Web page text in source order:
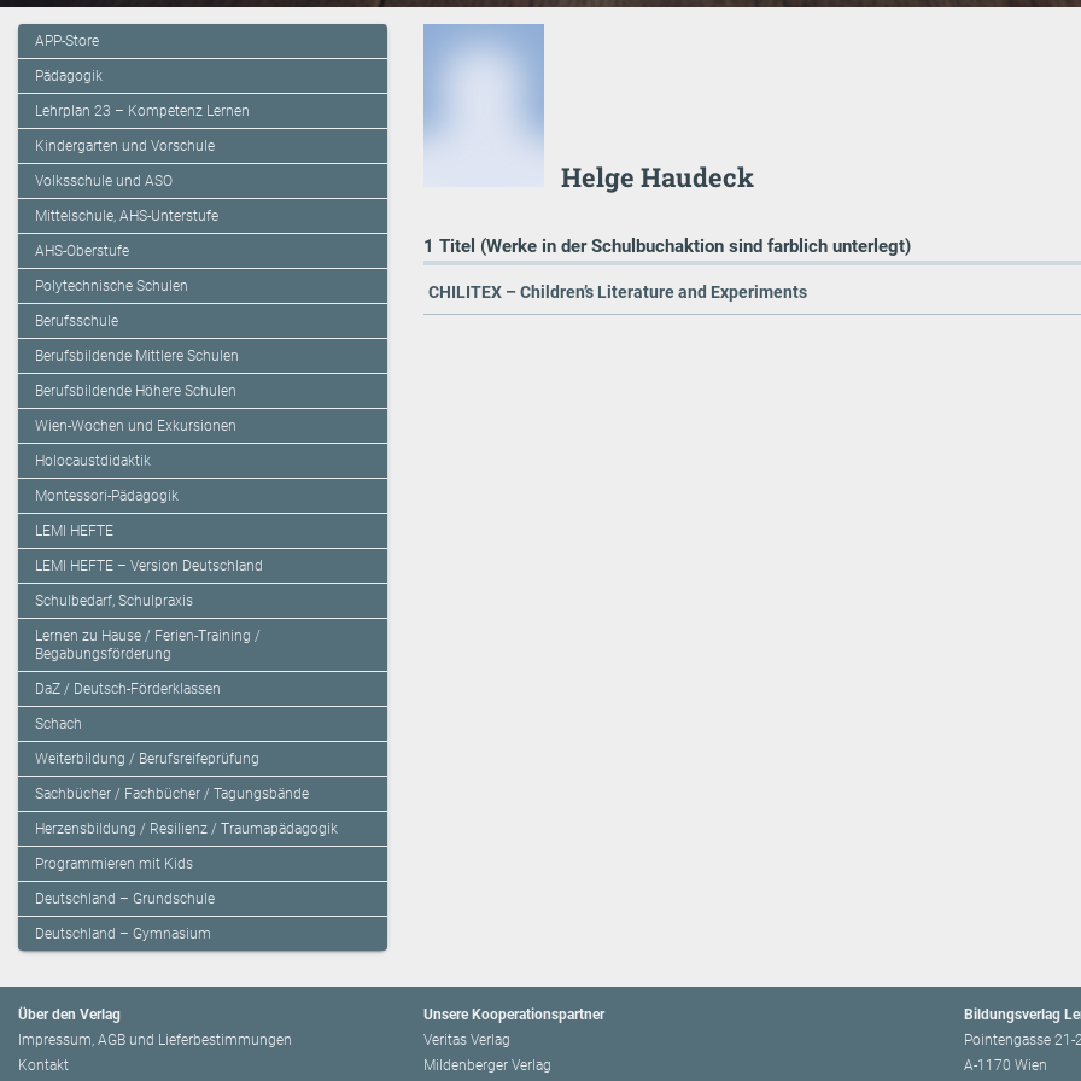
APP-Store
Pädagogik
Lehrplan 23 – Kompetenz Lernen
Kindergarten und Vorschule
Volksschule und ASO
Mittelschule, AHS-Unterstufe
AHS-Oberstufe
Polytechnische Schulen
Berufsschule
Berufsbildende Mittlere Schulen
Berufsbildende Höhere Schulen
Wien-Wochen und Exkursionen
Holocaustdidaktik
Montessori-Pädagogik
LEMI HEFTE
LEMI HEFTE – Version Deutschland
Schulbedarf, Schulpraxis
Lernen zu Hause / Ferien-Training /
Begabungsförderung
DaZ / Deutsch-Förderklassen
Schach
Weiterbildung / Berufsreifeprüfung
Sachbücher / Fachbücher / Tagungsbände
Herzensbildung / Resilienz / Traumapädagogik
Programmieren mit Kids
Deutschland – Grundschule
Deutschland – Gymnasium
Helge Haudeck
1 Titel (Werke in der Schulbuchaktion sind farblich unterlegt)
CHILITEX – Children’s Literature and Experiments
Über den Verlag
Impressum, AGB und Lieferbestimmungen
Kontakt
Unsere Kooperationspartner
Veritas Verlag
Mildenberger Verlag
Bildungsverlag
Pointengasse 21-
A-1170 Wien